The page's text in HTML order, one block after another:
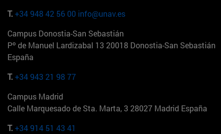
T.+34 948 42 56 00 info@unav.es
Campus Donostia-San Sebastián
Pº de Manuel Lardizabal 13 20018 Donostia-San Sebastián
España
T.+34 943 21 98 77
Campus Madrid
Calle Marquesado de Sta. Marta, 3 28027 Madrid España
T.+34 914 51 43 41